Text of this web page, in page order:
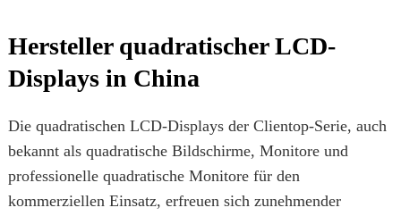
Hersteller quadratischer LCD-
Displays in China
Die quadratischen LCD-Displays der Clientop-Serie, auch
bekannt als quadratische Bildschirme, Monitore und
professionelle quadratische Monitore für den
kommerziellen Einsatz, erfreuen sich zunehmender